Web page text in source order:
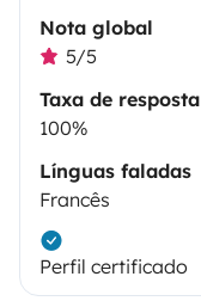
Nota global
5/5
Taxa de resposta
100%
Línguas faladas
Francês
Perfil certificado